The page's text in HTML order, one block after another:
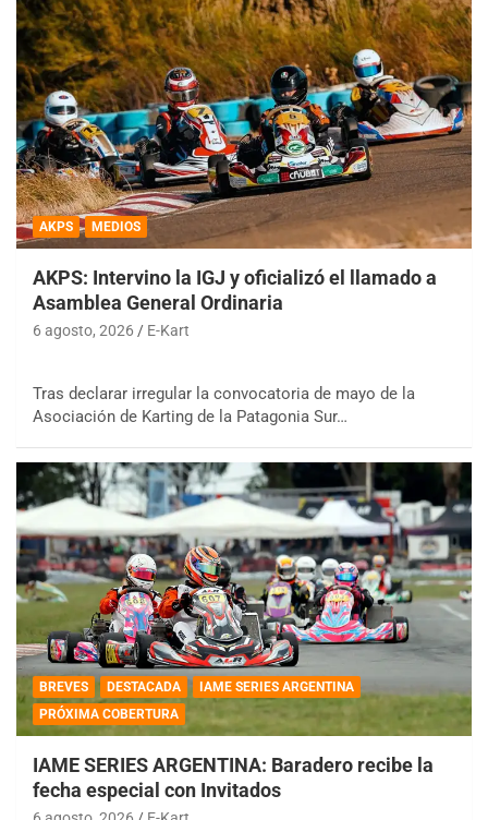
AKPS MEDIOS
AKPS: Intervino la IGJ y oficializó el llamado a
Asamblea General Ordinaria
6 agosto, 2026 E-Kart
Tras declarar irregular la convocatoria de mayo de la
Asociación de Karting de la Patagonia Sur…
BREVES DESTACADA
IAME SERIES ARGENTINA
PRÓXIMA COBERTURA
IAME SERIES ARGENTINA: Baradero recibe la
fecha especial con Invitados